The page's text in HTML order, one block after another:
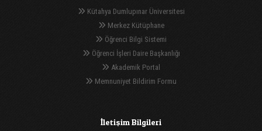
Kütahya Dumlupınar Üniversitesi
Merkez Kütüphane
Öğrenci Bilgi Sistemi
Öğrenci İşleri Daire Başkanlığı
Akademik Portal
Memnuniyet Bildirim Formu
İletişim Bilgileri